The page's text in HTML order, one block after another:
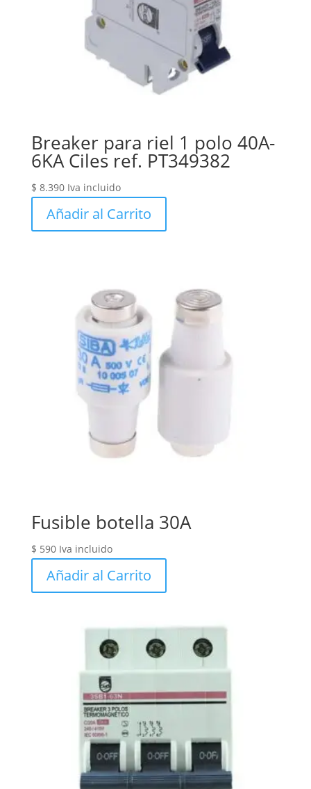
Breaker para riel 1 polo 40A-
6KA Ciles ref. PT349382
$ 8.390 Iva incluido
Añadir al Carrito
Fusible botella 30A
$ 590 Iva incluido
Añadir al Carrito